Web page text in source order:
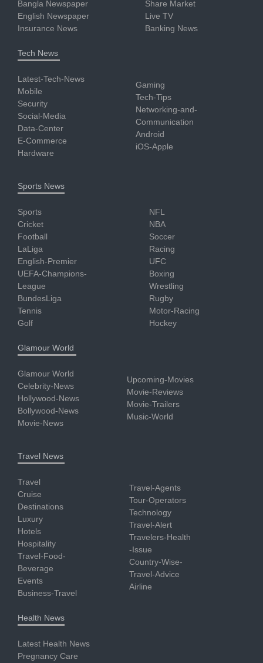
Bangla Newspaper
English Newspaper
Insurance News
Share Market
Live TV
Banking News
Tech News
Latest-Tech-News
Mobile
Security
Social-Media
Data-Center
E-Commerce
Hardware
Gaming
Tech-Tips
Networking-and-
Communication
Android
iOS-Apple
Sports News
Sports
Cricket
Football
LaLiga
English-Premier
UEFA-Champions-
League
BundesLiga
Tennis
Golf
NFL
NBA
Soccer
Racing
UFC
Boxing
Wrestling
Rugby
Motor-Racing
Hockey
Glamour World
Glamour World
Celebrity-News
Hollywood-News
Bollywood-News
Movie-News
Upcoming-Movies
Movie-Reviews
Movie-Trailers
Music-World
Travel News
Travel
Cruise
Destinations
Luxury
Hotels
Hospitality
Travel-Food-
Beverage
Events
Business-Travel
Travel-Agents
Tour-Operators
Technology
Travel-Alert
Travelers-Health
-Issue
Country-Wise-
Travel-Advice
Airline
Health News
Latest Health News
Pregnancy Care